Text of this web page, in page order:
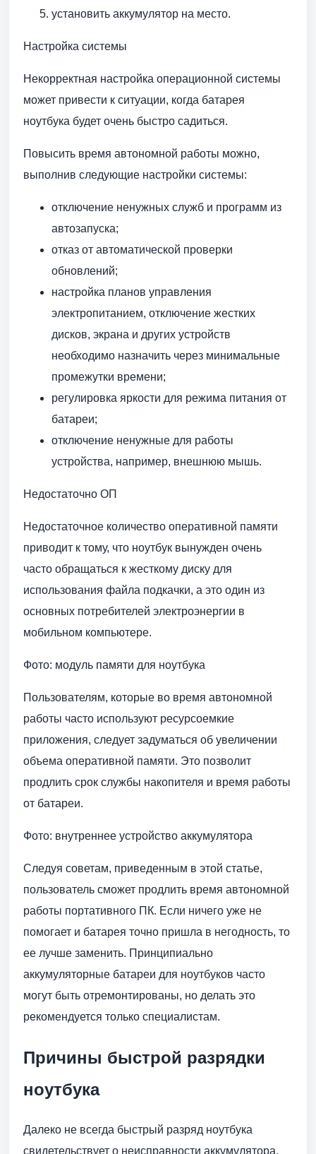
установить аккумулятор на место.
Настройка системы
Некорректная настройка операционной системы
может привести к ситуации, когда батарея
ноутбука будет очень быстро садиться.
Повысить время автономной работы можно,
выполнив следующие настройки системы:
отключение ненужных служб и программ из
автозапуска;
отказ от автоматической проверки
обновлений;
настройка планов управления
электропитанием, отключение жестких
дисков, экрана и других устройств
необходимо назначить через минимальные
промежутки времени;
регулировка яркости для режима питания от
батареи;
отключение ненужные для работы
устройства, например, внешнюю мышь.
Недостаточно ОП
Недостаточное количество оперативной памяти
приводит к тому, что ноутбук вынужден очень
часто обращаться к жесткому диску для
использования файла подкачки, а это один из
основных потребителей электроэнергии в
мобильном компьютере.
Фото: модуль памяти для ноутбука
Пользователям, которые во время автономной
работы часто используют ресурсоемкие
приложения, следует задуматься об увеличении
объема оперативной памяти. Это позволит
продлить срок службы накопителя и время работы
от батареи.
Фото: внутреннее устройство аккумулятора
Следуя советам, приведенным в этой статье,
пользователь сможет продлить время автономной
работы портативного ПК. Если ничего уже не
помогает и батарея точно пришла в негодность, то
ее лучше заменить. Принципиально
аккумуляторные батареи для ноутбуков часто
могут быть отремонтированы, но делать это
рекомендуется только специалистам.
Причины быстрой разрядки
ноутбука
Далеко не всегда быстрый разряд ноутбука
свидетельствует о неисправности аккумулятора.